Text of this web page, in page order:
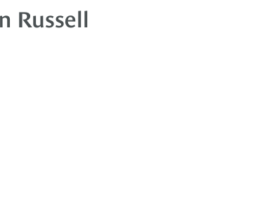
Russell